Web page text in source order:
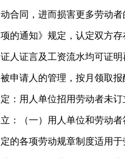
动合同，进而损害更多劳动
项的通知》规定，认定双方
证人证言及工资流水均可证
被申请人的管理，按月领取
定：用人单位招用劳动者未
立：（一）用人单位和劳动
定的各项劳动规章制度适用